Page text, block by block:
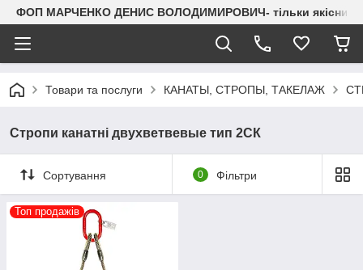
ФОП МАРЧЕНКО ДЕНИС ВОЛОДИМИРОВИЧ- тільки якісний
Товари та послуги КАНАТЫ, СТРОПЫ, ТАКЕЛАЖ
Стропи канатні двухветвевые тип 2СК
Сортування 0 Фільтри
Топ продажів